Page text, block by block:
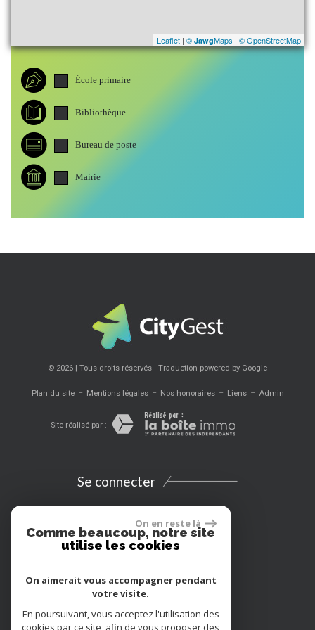
Leaflet | © JawgMaps | © OpenStreetMap
École primaire
Bibliothèque
Bureau de poste
Mairie
© 2026 | Tous droits réservés - Traduction powered by Google
Plan du site- Mentions légales- Nos honoraires- Liens- Admin
Site réalisé par :
Se connecter
Espace propriétaires
Extranet
Location vacances
Adhérents
On en reste là
Comme beaucoup, notre site
utilise les cookies
On aimerait vous accompagner pendant
votre visite.
En poursuivant, vous acceptez l'utilisation des
cookies par ce site, afin de vous proposer des